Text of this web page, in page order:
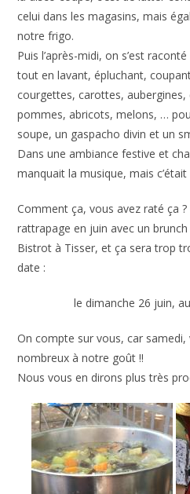
celui dans les magasins, mais
notre frigo.
Puis l’après-midi, on s’est
tout en lavant, épluchant,
courgettes, carottes,
pommes, abricots, melons, …
soupe, un gaspacho divin et un
Dans une ambiance festive et
manquait la musique, mais
Comment ça, vous avez raté ça
rattrapage en juin avec un
Bistrot à Tisser, et ça sera trop
date :
le dimanche 26 juin,
On compte sur vous, car
nombreux à notre goût !!
Nous vous en dirons plus très